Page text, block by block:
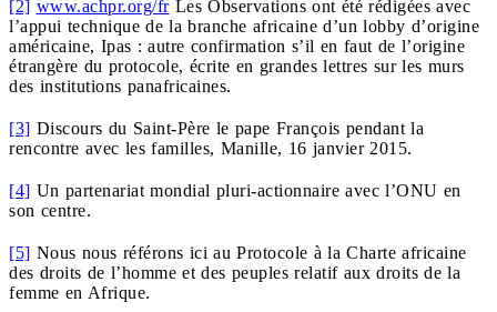
[2] www.achpr.org/frLes Observations ont été rédigées avec
l’appui technique de la branche africaine d’un lobby d’origine
américaine, Ipas : autre confirmation s’il en faut de l’origine
étrangère du protocole, écrite en grandes lettres sur les murs
des institutions panafricaines.
[3] Discours du Saint-Père le pape François pendant la
rencontre avec les familles, Manille, 16 janvier 2015.
[4] Un partenariat mondial pluri-actionnaire avec l’ONU en
son centre.
[5] Nous nous référons ici au Protocole à la Charte africaine
des droits de l’homme et des peuples relatif aux droits de la
femme en Afrique.